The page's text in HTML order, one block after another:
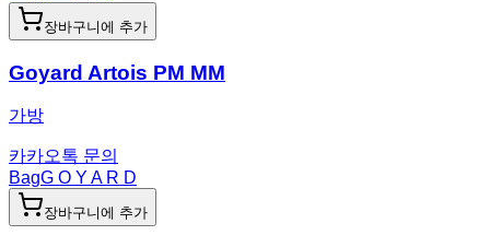
장바구니에 추가
Goyard Artois PM MM
가방
카카오톡 문의
BagG O Y A R D
장바구니에 추가